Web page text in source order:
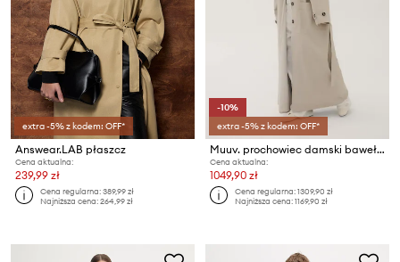
extra -5% z kodem: OFF*
Answear.LAB płaszcz
Cena aktualna:
239,99 zł
Cena regularna:389,99 zł
Najniższa cena:264,99 zł
-10%
extra -5% z kodem: OFF*
Muuv. prochowiec damski bawełniany BOUFF
Cena aktualna:
1049,90 zł
Cena regularna:1309,90 zł
Najniższa cena:1169,90 zł